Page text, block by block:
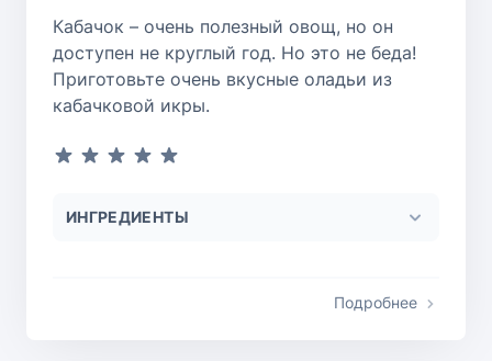
Кабачок – очень полезный овощ, но он
доступен не круглый год. Но это не беда!
Приготовьте очень вкусные оладьи из
кабачковой икры.
ИНГРЕДИЕНТЫ
Подробнее